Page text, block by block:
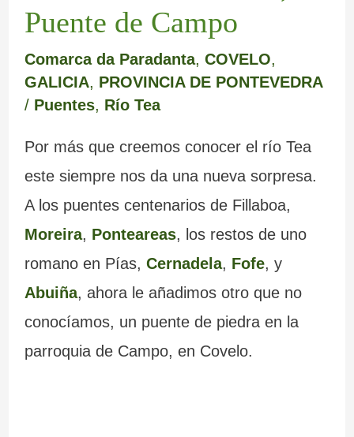
Puente de Campo
Comarca da Paradanta, COVELO,
GALICIA, PROVINCIA DE PONTEVEDRA
/ Puentes, Río Tea
Por más que creemos conocer el río Tea
este siempre nos da una nueva sorpresa.
A los puentes centenarios de Fillaboa,
Moreira, Ponteareas, los restos de uno
romano en Pías, Cernadela, Fofe, y
Abuiña, ahora le añadimos otro que no
conocíamos, un puente de piedra en la
parroquia de Campo, en Covelo.